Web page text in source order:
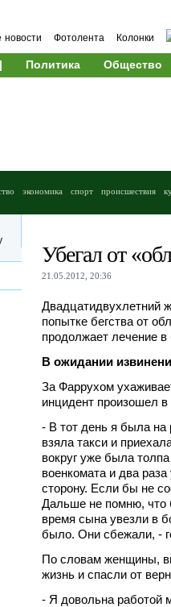
новости Фотолента Колонки
Политика Общество
экономика спорт происшествия
Убегал от
21.05.2012, 20:36
Двадцатидвухлетний
попытке бегства от
продолжает лечение в
В ожидании
За Фаррухом
инцидент произошел в
- В тот день я была
взяла такси и
вокруг уже была
военкомата и два
сторону. Если бы не
Дальше не помню, что
время сына увезли в
было. Они сбежали, -
По словам женщины,
жизнь и спасли от
- Я довольна работой